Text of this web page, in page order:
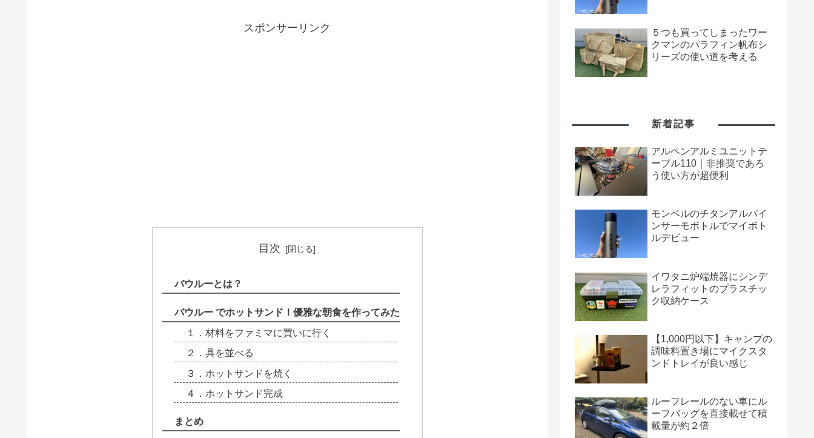
スポンサーリンク
目次
バウルーとは？
バウルー でホットサンド！優雅な朝食を作ってみた
１．材料をファミマに買いに行く
２．具を並べる
３．ホットサンドを焼く
４．ホットサンド完成
まとめ
５つも買ってしまったワー
クマンのパラフィン帆布シ
リーズの使い道を考える
新着記事
アルペンアルミユニットテ
ーブル110｜非推奨であろ
う使い方が超便利
モンベルのチタンアルパイ
ンサーモボトルでマイボト
ルデビュー
イワタニ炉端焼器にシンデ
レラフィットのプラスチッ
ク収納ケース
【1,000円以下】キャンプの
調味料置き場にマイクスタ
ンドトレイが良い感じ
ルーフレールのない車にル
ーフバッグを直接載せて積
載量が約２倍